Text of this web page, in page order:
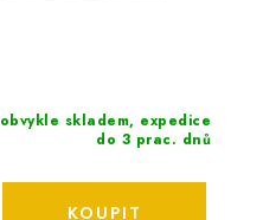
obvykle skladem, expedice
do 3 prac. dnů